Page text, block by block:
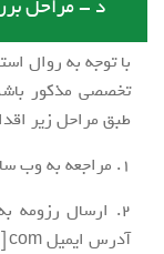
د - مراحل
با توجه به روال
تخصصی مذکور
طبق مراحل زیر
1. مراجعه به وب سایت شرکت و بررسی شرایط عمومی و تخصصی
2. ارسال رزومه
آدرس ایمیلcom